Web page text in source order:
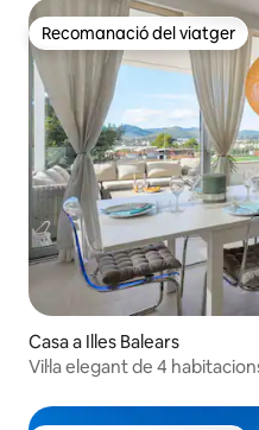
Recomanació del viatger
Recomanació del viatger
Casa a Illes Balears
Vil·la elegant de 4